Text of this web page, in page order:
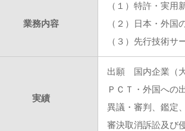
業務内容
（１）特許・実
（２）日本・外国
（３）先行技術サ
実績
出願 国内企業（
ＰＣＴ・外国への
異議・審判、鑑定
審決取消訴訟及び